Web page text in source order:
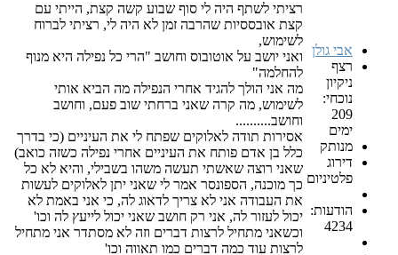
אבי גולן
רצף
ניקיון
נוכחי:
209
ימים
מנותק
דירוג
פלטיניום
הודעות:
4234
רציתי לשתף היה לי סוף שבוע קשה קצת, הייתי עם
קצת אובססיות שהרבה זמן לא היה לי, רציתי לברוח
לשימוש,
ואני יושב על אוטובוס וחושב "הרי כל נפילה היא מנוף
להחלמה"
מה אני הולך להגיד אחרי הנפילה מה הביא אותי
לשימוש, מה קרה שאני ברחתי שוב פעם, וחושב
וחושב..........
אסירות תודה לאלוקים שפתח לי את העיניים (כי בדרך
כלל בן אדם פותח את העיניים אחרי נפילה כשזה כואב)
שאני רוצה שאשתי תעשה משהו בשבילי, והיא לא כל
כך מוכנה, הספונסר אמר לי שאני יתן לאלוקים לעשות
את העבודה אני לא צריך לדאוג לה, כי אני באמת לא
יכול לעזור לה, אני רק חושב שאני יכול לייעץ לה וכו'
וכשאני מתחיל לרצות דברים וזה לא מסתדר אני מתחיל
לרצות עוד כמה דברים כמו תאווה וכו'